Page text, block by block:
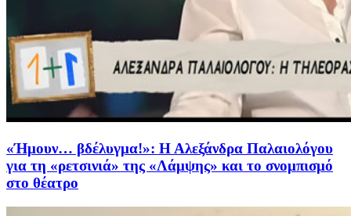
«Ήμουν… βδέλυγμα!»: Η Αλεξάνδρα Παλαιολόγου
για τη «ρετσινιά» της «Λάμψης» και το σνομπισμό
στο θέατρο